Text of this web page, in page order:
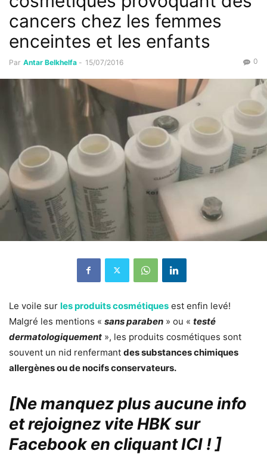
cancers chez les femmes
enceintes et les enfants
Par Antar Belkhelfa - 15/07/2016 0
Le voile sur les produits cosmétiques est enfin levé!
Malgré les mentions « sans paraben » ou « testé
dermatologiquement », les produits cosmétiques sont
souvent un nid renfermant des substances chimiques
allergènes ou de nocifs conservateurs.
[Ne manquez plus aucune info
et rejoignez vite HBK sur
Facebook en cliquant ICI !]